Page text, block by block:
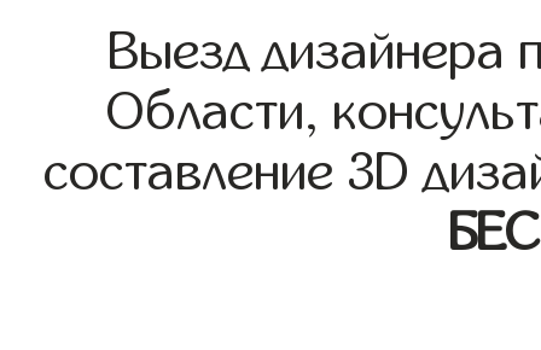
Выезд дизайнера
Области,
составление 3D